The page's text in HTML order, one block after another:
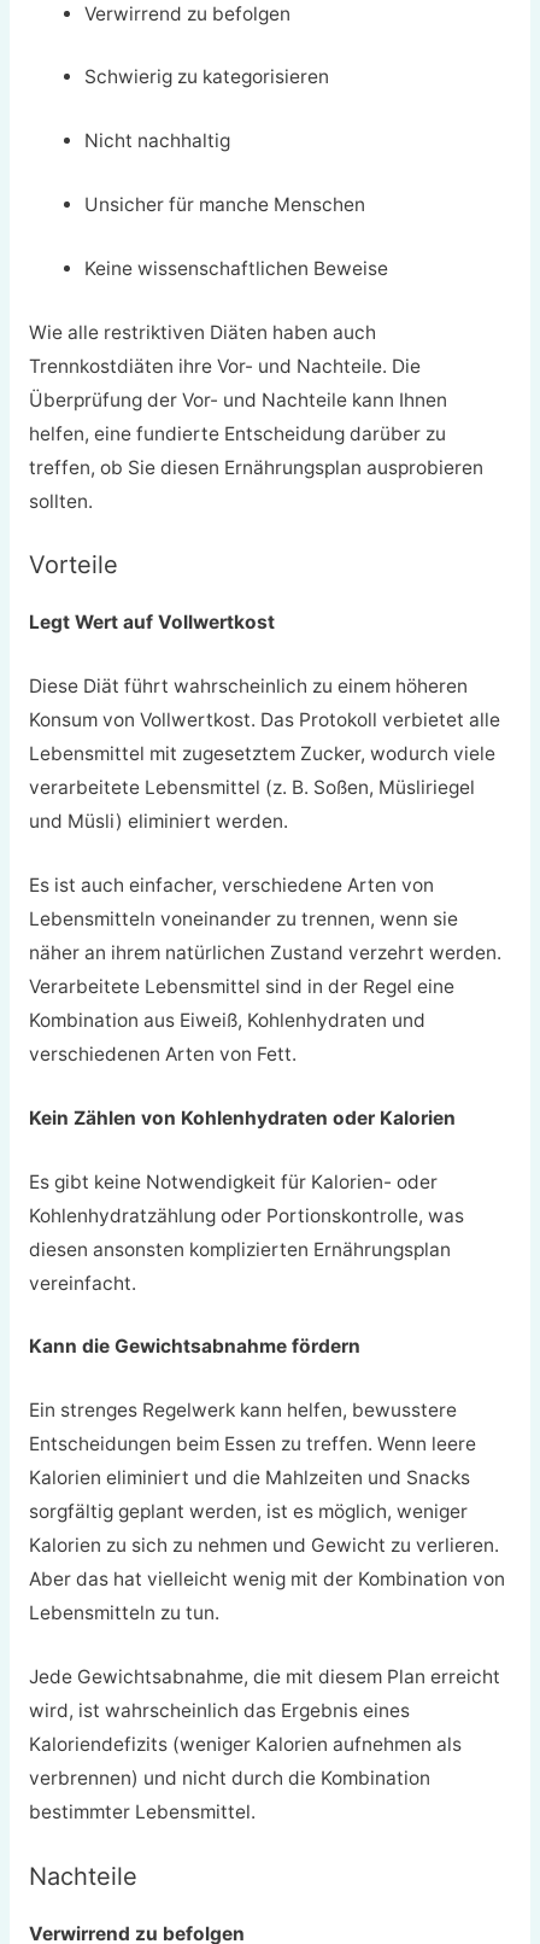
Verwirrend zu befolgen
Schwierig zu kategorisieren
Nicht nachhaltig
Unsicher für manche Menschen
Keine wissenschaftlichen Beweise
Wie alle restriktiven Diäten haben auch
Trennkostdiäten ihre Vor- und Nachteile. Die
Überprüfung der Vor- und Nachteile kann Ihnen
helfen, eine fundierte Entscheidung darüber zu
treffen, ob Sie diesen Ernährungsplan ausprobieren
sollten.
Vorteile
Legt Wert auf Vollwertkost
Diese Diät führt wahrscheinlich zu einem höheren
Konsum von Vollwertkost. Das Protokoll verbietet alle
Lebensmittel mit zugesetztem Zucker, wodurch viele
verarbeitete Lebensmittel (z. B. Soßen, Müsliriegel
und Müsli) eliminiert werden.
Es ist auch einfacher, verschiedene Arten von
Lebensmitteln voneinander zu trennen, wenn sie
näher an ihrem natürlichen Zustand verzehrt werden.
Verarbeitete Lebensmittel sind in der Regel eine
Kombination aus Eiweiß, Kohlenhydraten und
verschiedenen Arten von Fett.
Kein Zählen von Kohlenhydraten oder Kalorien
Es gibt keine Notwendigkeit für Kalorien- oder
Kohlenhydratzählung oder Portionskontrolle, was
diesen ansonsten komplizierten Ernährungsplan
vereinfacht.
Kann die Gewichtsabnahme fördern
Ein strenges Regelwerk kann helfen, bewusstere
Entscheidungen beim Essen zu treffen. Wenn leere
Kalorien eliminiert und die Mahlzeiten und Snacks
sorgfältig geplant werden, ist es möglich, weniger
Kalorien zu sich zu nehmen und Gewicht zu verlieren.
Aber das hat vielleicht wenig mit der Kombination von
Lebensmitteln zu tun.
Jede Gewichtsabnahme, die mit diesem Plan erreicht
wird, ist wahrscheinlich das Ergebnis eines
Kaloriendefizits (weniger Kalorien aufnehmen als
verbrennen) und nicht durch die Kombination
bestimmter Lebensmittel.
Nachteile
Verwirrend zu befolgen